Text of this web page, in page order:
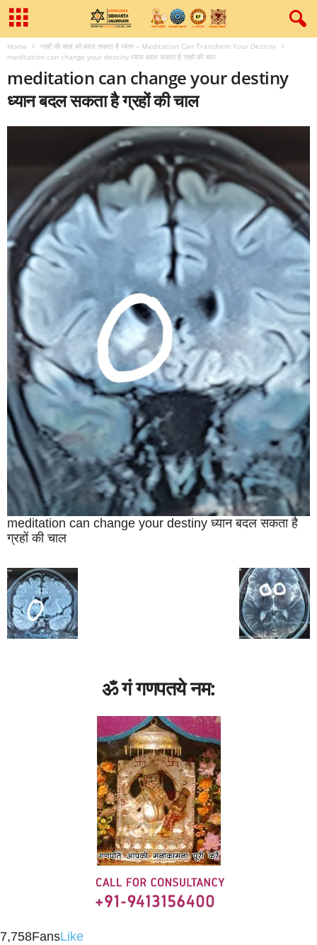
Home
ग्रहों की चाल को बदल सकता है ध्यान – Meditation Can Transform Your Destiny
meditation can change your destiny ध्‍यान बदल सकता है ग्रहों की चाल
meditation can change your destiny
ध्‍यान बदल सकता है ग्रहों की चाल
meditation can change your destiny ध्‍यान बदल सकता है
ग्रहों की चाल
ॐ गं गणपतये नम:
7,758FansLike